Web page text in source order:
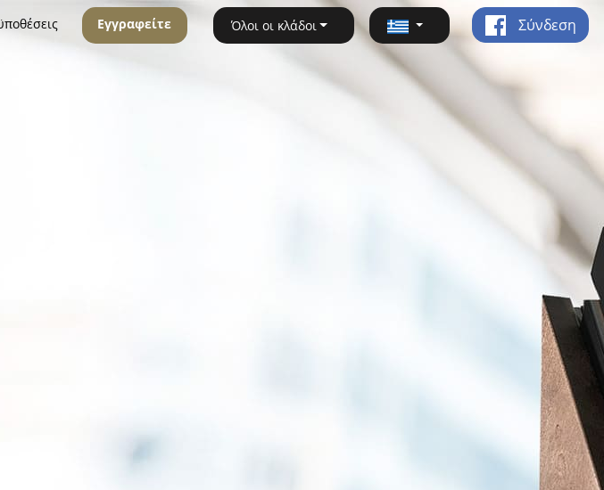
Εγγραφείτε Όλοι οι κλάδοι Σύνδεση